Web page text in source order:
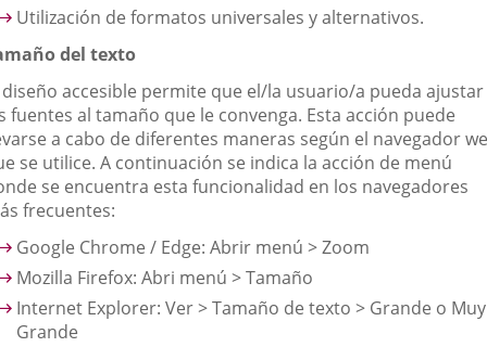
Utilización de formatos universales y alternativos.
del texto
diseño accesible permite que el/la usuario/a pueda ajustar
fuentes al tamaño que le convenga. Esta acción puede
a cabo de diferentes maneras según el navegador
se utilice. A continuación se indica la acción de menú
se encuentra esta funcionalidad en los navegadores
frecuentes:
Google Chrome / Edge: Abrir menú > Zoom
Mozilla Firefox: Abri menú > Tamaño
Internet Explorer: Ver > Tamaño de texto > Grande o Muy
Grande